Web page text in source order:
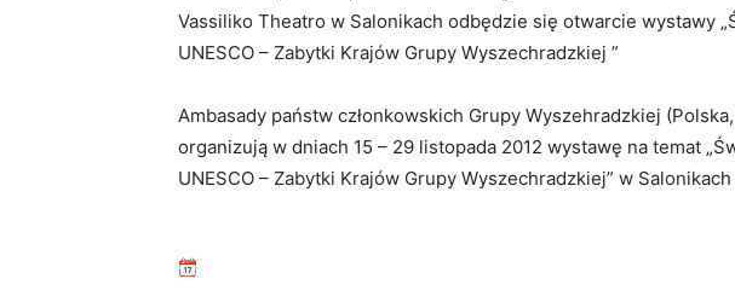
Vassiliko Theatro w Salonikach odbędzie się otwarcie wystawy
UNESCO – Zabytki Krajów Grupy Wyszechradzkiej ”
Ambasady państw członkowskich Grupy Wyszehradzkiej
organizują w dniach 15 – 29 listopada 2012 wystawę na temat
UNESCO – Zabytki Krajów Grupy Wyszechradzkiej” w